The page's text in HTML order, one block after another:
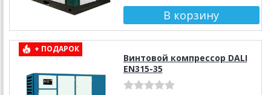
+ ПОДАРОК
Винтовой компрессор DALI
EN315-35